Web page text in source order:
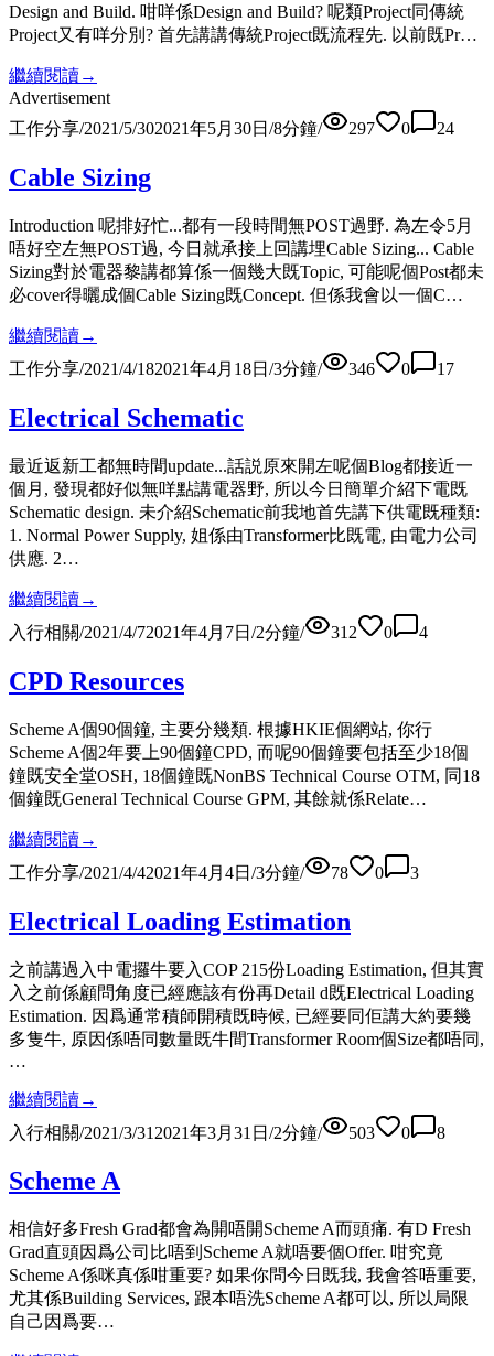
Design and Build. 咁咩係Design and Build? 呢類Project同傳統
Project又有咩分別? 首先講講傳統Project既流程先. 以前既Pr…
繼續閱讀→
Advertisement
工作分享/2021/5/302021年5月30日 /8分鐘/ 297 0 24
Cable Sizing
Introduction 呢排好忙...都有一段時間無POST過野. 為左令5月
唔好空左無POST過, 今日就承接上回講埋Cable Sizing... Cable
Sizing對於電器黎講都算係一個幾大既Topic, 可能呢個Post都未
必cover得曬成個Cable Sizing既Concept. 但係我會以一個C…
繼續閱讀→
工作分享/2021/4/182021年4月18日 /3分鐘/ 346 0 17
Electrical Schematic
最近返新工都無時間update...話説原來開左呢個Blog都接近一
個月, 發現都好似無咩點講電器野, 所以今日簡單介紹下電既
Schematic design. 未介紹Schematic前我地首先講下供電既種類:
1. Normal Power Supply, 姐係由Transformer比既電, 由電力公司
供應. 2…
繼續閱讀→
入行相關/2021/4/72021年4月7日 /2分鐘/ 312 0 4
CPD Resources
Scheme A個90個鐘, 主要分幾類. 根據HKIE個網站, 你行
Scheme A個2年要上90個鐘CPD, 而呢90個鐘要包括至少18個
鐘既安全堂OSH, 18個鐘既NonBS Technical Course OTM, 同18
個鐘既General Technical Course GPM, 其餘就係Relate…
繼續閱讀→
工作分享/2021/4/42021年4月4日 /3分鐘/ 78 0 3
Electrical Loading Estimation
之前講過入中電攞牛要入COP 215份Loading Estimation, 但其實
入之前係顧問角度已經應該有份再Detail d既Electrical Loading
Estimation. 因爲通常積師開積既時候, 已經要同佢講大約要幾
多隻牛, 原因係唔同數量既牛間Transformer Room個Size都唔同,
…
繼續閱讀→
入行相關/2021/3/31 2021年3月31日 /2分鐘/ 503 0 8
Scheme A
相信好多Fresh Grad都會為開唔開Scheme A而頭痛. 有D Fresh
Grad直頭因爲公司比唔到Scheme A就唔要個Offer. 咁究竟
Scheme A係咪真係咁重要? 如果你問今日既我, 我會答唔重要,
尤其係Building Services, 跟本唔洗Scheme A都可以, 所以局限
自己因爲要…